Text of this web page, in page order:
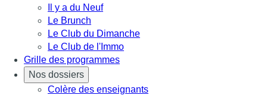
Il y a du Neuf
Le Brunch
Le Club du Dimanche
Le Club de l'Immo
Grille des programmes
Nos dossiers
Colère des enseignants